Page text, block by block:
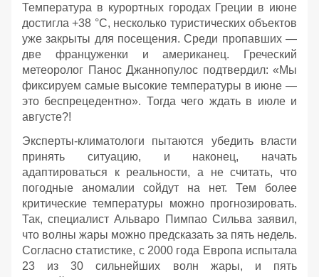
Температура в курортных городах Греции в июне
достигла +38 °С, несколько туристических объектов
уже закрыты для посещения. Среди пропавших —
две француженки и американец. Греческий
метеоролог Панос Джаннопулос подтвердил: «Мы
фиксируем самые высокие температуры в июне —
это беспрецедентно». Тогда чего ждать в июле и
августе?!
Эксперты-климатологи пытаются убедить власти
принять ситуацию, и наконец, начать
адаптироваться к реальности, а не считать, что
погодные аномалии сойдут на нет. Тем более
критические температуры можно прогнозировать.
Так, специалист Альваро Пимпао Сильва заявил,
что волны жары можно предсказать за пять недель.
Согласно статистике, с 2000 года Европа испытала
23 из 30 сильнейших волн жары, и пять